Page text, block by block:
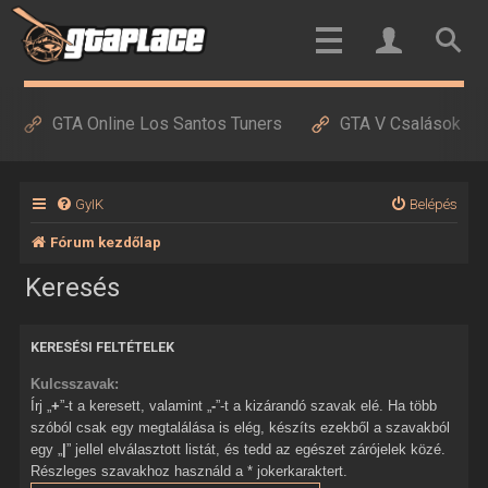
GTA Online Los Santos Tuners GTA V Csalások
GyIK Belépés
Fórum kezdőlap
Keresés
KERESÉSI FELTÉTELEK
Kulcsszavak:
Írj „ +”-t a keresett, valamint „ -”-t a kizárandó szavak elé. Ha több
szóból csak egy megtalálása is elég, készíts ezekből a szavakból
egy „ |” jellel elválasztott listát, és tedd az egészet zárójelek közé.
Részleges szavakhoz használd a * jokerkaraktert.